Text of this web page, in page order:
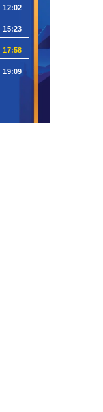
12:02
15:23
17:58
19:09